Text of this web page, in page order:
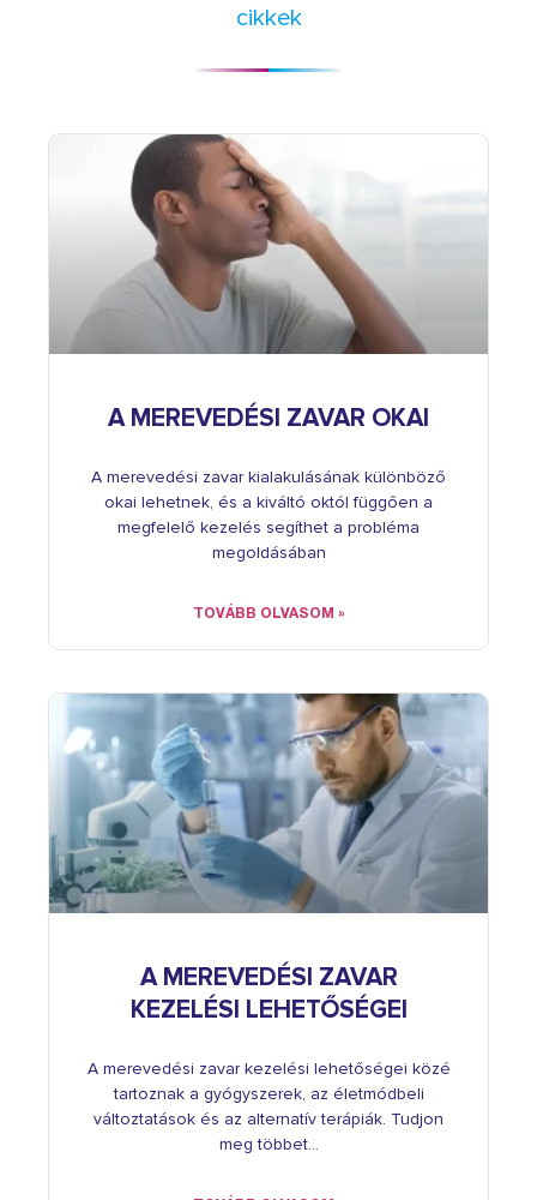
cikkek
A MEREVEDÉSI ZAVAR OKAI
A merevedési zavar kialakulásának különböző
okai lehetnek, és a kiváltó októl függően a
megfelelő kezelés segíthet a probléma
megoldásában
TOVÁBB OLVASOM »
A MEREVEDÉSI ZAVAR
KEZELÉSI LEHETŐSÉGEI
A merevedési zavar kezelési lehetőségei közé
tartoznak a gyógyszerek, az életmódbeli
változtatások és az alternatív terápiák. Tudjon
meg többet…